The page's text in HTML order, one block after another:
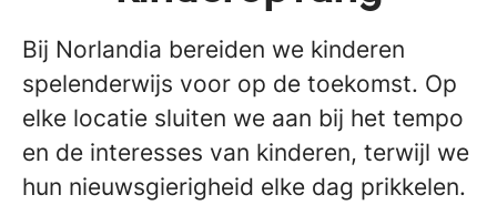
Bij Norlandia bereiden we kinderen
spelenderwijs voor op de toekomst. Op
elke locatie sluiten we aan bij het tempo
en de interesses van kinderen, terwijl we
hun nieuwsgierigheid elke dag prikkelen.